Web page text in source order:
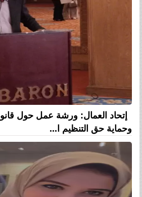
إتحاد العمال: ورشة عمل حول
وحماية حق التنظيم ا...